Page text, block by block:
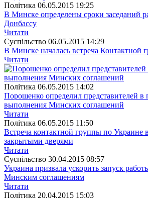
Полiтика 06.05.2015 19:25
В Минске определены сроки заседаний
Донбассу
Читати
Суспiльство 06.05.2015 14:29
В Минске началась встреча Контактной
Читати
Полiтика 06.05.2015 14:02
Порошенко определил представителей в
выполнения Минских соглашений
Читати
Полiтика 06.05.2015 11:50
Встреча контактной группы по Украине
закрытыми дверями
Читати
Суспiльство 30.04.2015 08:57
Украина призвала ускорить запуск
Минским соглашениям
Читати
Полiтика 20.04.2015 15:03